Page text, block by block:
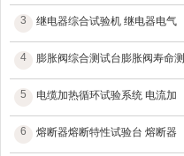
3 继电器综合试验机 继电器电气
4 膨胀阀综合测试台膨胀阀寿命测
5 电缆加热循环试验系统 电流加
6 熔断器熔断特性试验台 熔断器